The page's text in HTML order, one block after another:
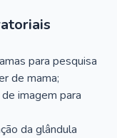
para pesquisa
de mama;
imagem para
da glândula